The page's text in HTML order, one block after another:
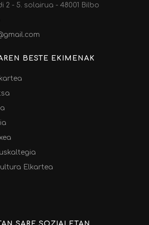
2 - 5. solairua - 48001 Bilbo
BESTE EKIMENAK
Elkartea